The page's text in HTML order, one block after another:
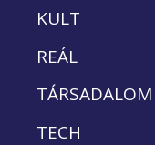
KULT
REÁL
TÁRSADALOM
TECH